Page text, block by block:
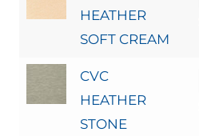
HEATHER
SOFT CREAM
CVC
HEATHER
STONE